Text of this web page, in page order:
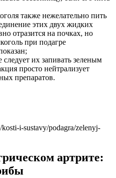
также нежелательно пить
этих двух жидких
отразится на почках, но
при подагре
их запивать зеленым
просто нейтрализует
препаратов.
kosti-i-sustavy/podagra/zelenyj-
артрите: